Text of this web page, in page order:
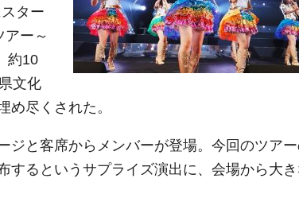
ター
ー～
約10
文化
め尽くされた。
と客席からメンバーが登場。今回のツア
するというサプライズ演出に、会場から大